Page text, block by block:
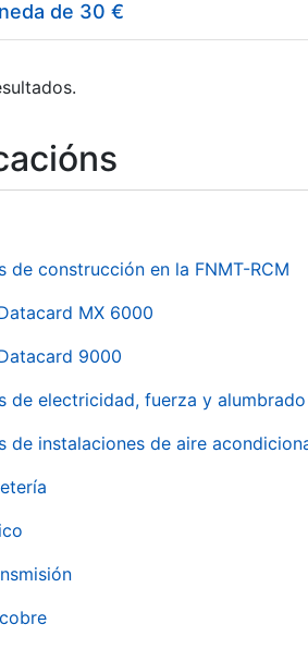
de 30 €
construcción en la FNMT-RCM
MX 6000
9000
electricidad, fuerza y alumbrado
instalaciones de aire